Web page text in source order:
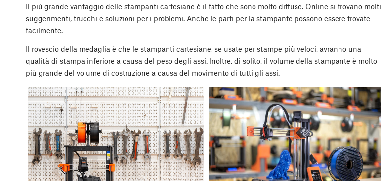
Il più grande vantaggio delle stampanti cartesiane è il fatto che sono molto diffuse. Online si trovano molti
suggerimenti, trucchi e soluzioni per i problemi. Anche le parti per la stampante possono essere trovate
facilmente.
Il rovescio della medaglia è che le stampanti cartesiane, se usate per stampe più veloci, avranno una
qualità di stampa inferiore a causa del peso degli assi. Inoltre, di solito, il volume della stampante è molto
più grande del volume di costruzione a causa del movimento di tutti gli assi.